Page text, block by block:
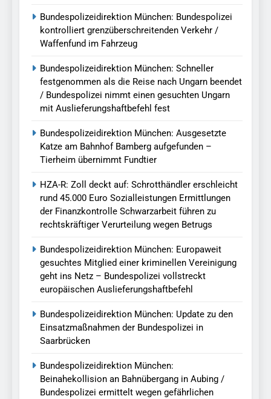
Bundespolizeidirektion München: Bundespolizei
kontrolliert grenzüberschreitenden Verkehr /
Waffenfund im Fahrzeug
Bundespolizeidirektion München: Schneller
festgenommen als die Reise nach Ungarn beendet
/ Bundespolizei nimmt einen gesuchten Ungarn
mit Auslieferungshaftbefehl fest
Bundespolizeidirektion München: Ausgesetzte
Katze am Bahnhof Bamberg aufgefunden –
Tierheim übernimmt Fundtier
HZA-R: Zoll deckt auf: Schrotthändler erschleicht
rund 45.000 Euro Sozialleistungen Ermittlungen
der Finanzkontrolle Schwarzarbeit führen zu
rechtskräftiger Verurteilung wegen Betrugs
Bundespolizeidirektion München: Europaweit
gesuchtes Mitglied einer kriminellen Vereinigung
geht ins Netz – Bundespolizei vollstreckt
europäischen Auslieferungshaftbefehl
Bundespolizeidirektion München: Update zu den
Einsatzmaßnahmen der Bundespolizei in
Saarbrücken
Bundespolizeidirektion München:
Beinahekollision an Bahnübergang in Aubing /
Bundespolizei ermittelt wegen gefährlichen